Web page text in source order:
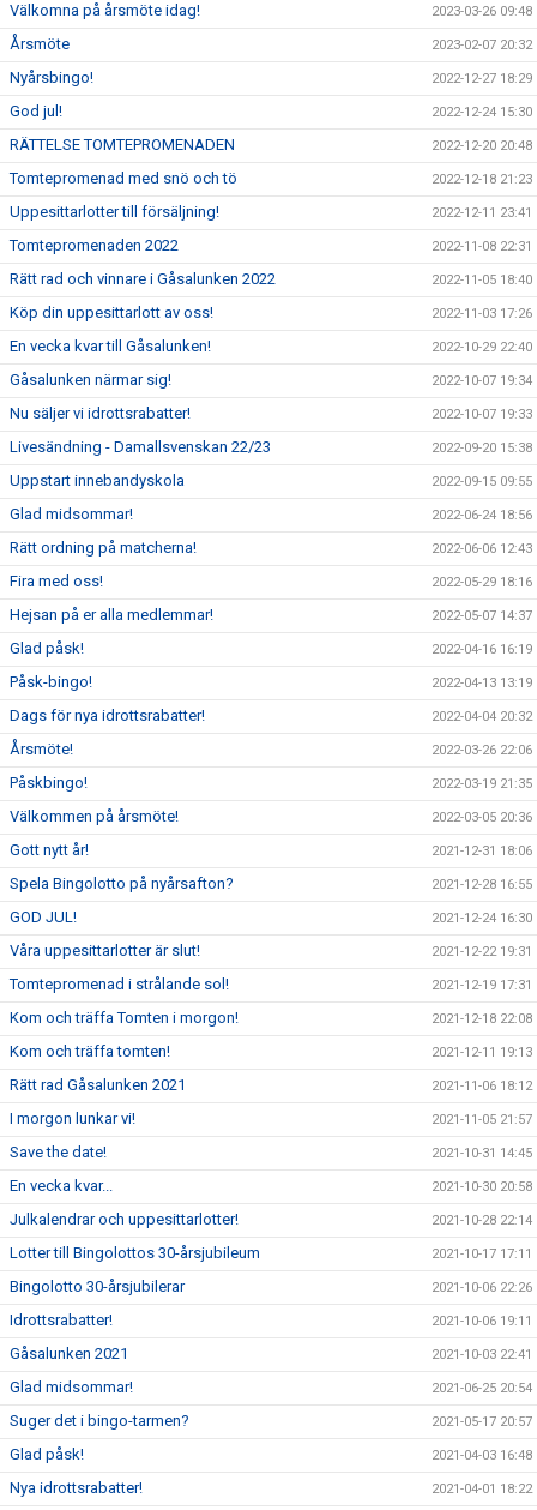
Välkomna på årsmöte idag! 2023-03-26 09:48
Årsmöte 2023-02-07 20:32
Nyårsbingo! 2022-12-27 18:29
God jul! 2022-12-24 15:30
RÄTTELSE TOMTEPROMENADEN 2022-12-20 20:48
Tomtepromenad med snö och tö 2022-12-18 21:23
Uppesittarlotter till försäljning! 2022-12-11 23:41
Tomtepromenaden 2022 2022-11-08 22:31
Rätt rad och vinnare i Gåsalunken 2022 2022-11-05 18:40
Köp din uppesittarlott av oss! 2022-11-03 17:26
En vecka kvar till Gåsalunken! 2022-10-29 22:40
Gåsalunken närmar sig! 2022-10-07 19:34
Nu säljer vi idrottsrabatter! 2022-10-07 19:33
Livesändning - Damallsvenskan 22/23 2022-09-20 15:38
Uppstart innebandyskola 2022-09-15 09:55
Glad midsommar! 2022-06-24 18:56
Rätt ordning på matcherna! 2022-06-06 12:43
Fira med oss! 2022-05-29 18:16
Hejsan på er alla medlemmar! 2022-05-07 14:37
Glad påsk! 2022-04-16 16:19
Påsk-bingo! 2022-04-13 13:19
Dags för nya idrottsrabatter! 2022-04-04 20:32
Årsmöte! 2022-03-26 22:06
Påskbingo! 2022-03-19 21:35
Välkommen på årsmöte! 2022-03-05 20:36
Gott nytt år! 2021-12-31 18:06
Spela Bingolotto på nyårsafton? 2021-12-28 16:55
GOD JUL! 2021-12-24 16:30
Våra uppesittarlotter är slut! 2021-12-22 19:31
Tomtepromenad i strålande sol! 2021-12-19 17:31
Kom och träffa Tomten i morgon! 2021-12-18 22:08
Kom och träffa tomten! 2021-12-11 19:13
Rätt rad Gåsalunken 2021 2021-11-06 18:12
I morgon lunkar vi! 2021-11-05 21:57
Save the date! 2021-10-31 14:45
En vecka kvar... 2021-10-30 20:58
Julkalendrar och uppesittarlotter! 2021-10-28 22:14
Lotter till Bingolottos 30-årsjubileum 2021-10-17 17:11
Bingolotto 30-årsjubilerar 2021-10-06 22:26
Idrottsrabatter! 2021-10-06 19:11
Gåsalunken 2021 2021-10-03 22:41
Glad midsommar! 2021-06-25 20:54
Suger det i bingo-tarmen? 2021-05-17 20:57
Glad påsk! 2021-04-03 16:48
Nya idrottsrabatter! 2021-04-01 18:22